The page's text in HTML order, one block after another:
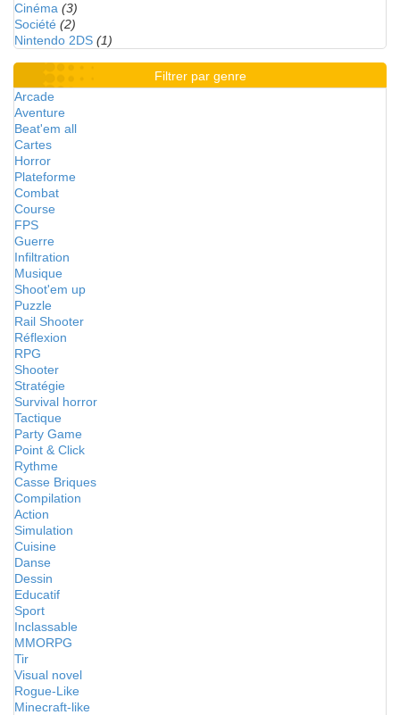
Cinéma (3)
Société (2)
Nintendo 2DS (1)
Filtrer par genre
Arcade
Aventure
Beat'em all
Cartes
Horror
Plateforme
Combat
Course
FPS
Guerre
Infiltration
Musique
Shoot'em up
Puzzle
Rail Shooter
Réflexion
RPG
Shooter
Stratégie
Survival horror
Tactique
Party Game
Point & Click
Rythme
Casse Briques
Compilation
Action
Simulation
Cuisine
Danse
Dessin
Educatif
Sport
Inclassable
MMORPG
Tir
Visual novel
Rogue-Like
Minecraft-like